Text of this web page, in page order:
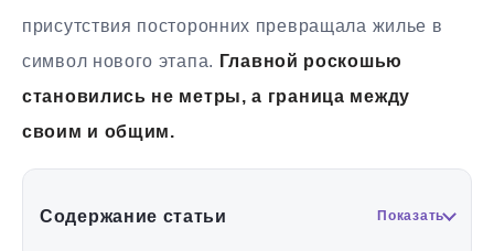
присутствия посторонних превращала жилье в
символ нового этапа. Главной роскошью
становились не метры, а граница между
своим и общим.
Содержание статьи Показать